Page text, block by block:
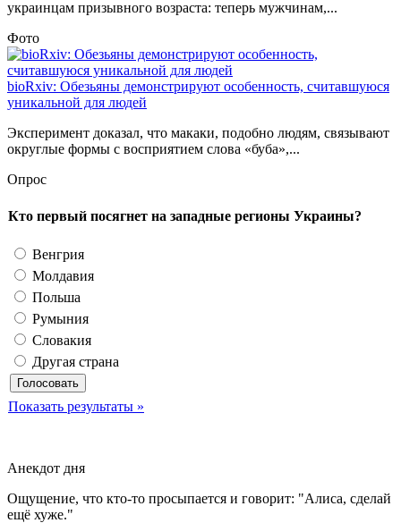
украинцам призывного возраста: теперь мужчинам,...
Фото
bioRxiv: Обезьяны демонстрируют особенность, считавшуюся
уникальной для людей
Эксперимент доказал, что макаки, подобно людям, связывают
округлые формы с восприятием слова «буба»,...
Опрос
Кто первый посягнет на западные регионы Украины?
Венгрия
Молдавия
Польша
Румыния
Словакия
Другая страна
Показать результаты »
Анекдот дня
Ощущение, что кто-то просыпается и говорит: "Алиса, сделай
ещё хуже."